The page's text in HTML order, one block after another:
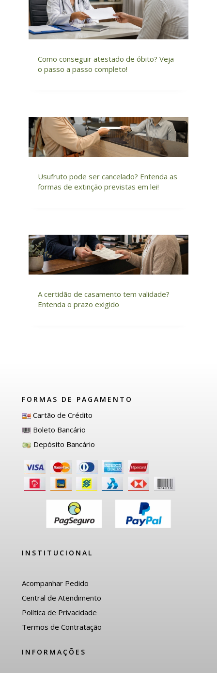
Como conseguir atestado de óbito? Veja
o passo a passo completo!
Usufruto pode ser cancelado? Entenda as
formas de extinção previstas em lei!
A certidão de casamento tem validade?
Entenda o prazo exigido
FORMAS DE PAGAMENTO
Cartão de Crédito
Boleto Bancário
Depósito Bancário
INSTITUCIONAL
Acompanhar Pedido
Central de Atendimento
Política de Privacidade
Termos de Contratação
INFORMAÇÕES